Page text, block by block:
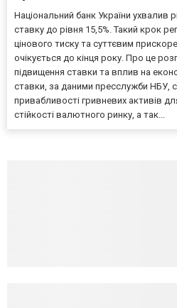
Національний банк України ухвалив
ставку до рівня 15,5%. Такий крок
цінового тиску та суттєвим
очікується до кінця року. Про це
підвищення ставки та вплив на
ставки, за даними пресслужби НБУ,
привабливості гривневих активів
стійкості валютного ринку, а так...